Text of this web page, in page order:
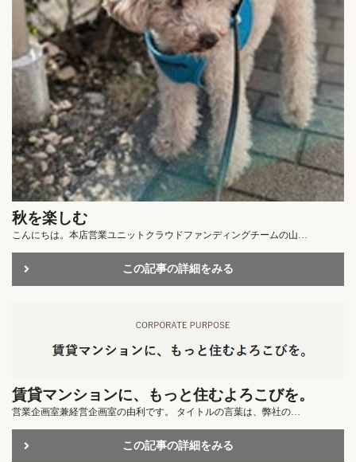
秋を楽しむ
こんにちは。本店営業ユニットクラウドファンディングチームの山…
この記事の詳細をみる
賃貸マンションに、もっと住むよろこびを。
営業企画室兼経営企画室の由利です。 タイトルの言葉は、弊社の…
この記事の詳細をみる